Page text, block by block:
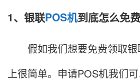
1、银联POS机到底怎么免
假如我们想要免费领取银
上很简单。申请POS机我们